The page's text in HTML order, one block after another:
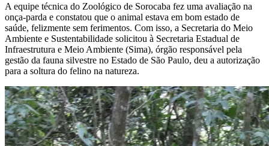
A equipe técnica do Zoológico de Sorocaba fez uma avaliação na
onça-parda e constatou que o animal estava em bom estado de
saúde, felizmente sem ferimentos. Com isso, a Secretaria do Meio
Ambiente e Sustentabilidade solicitou à Secretaria Estadual de
Infraestrutura e Meio Ambiente (Sima), órgão responsável pela
gestão da fauna silvestre no Estado de São Paulo, deu a autorização
para a soltura do felino na natureza.